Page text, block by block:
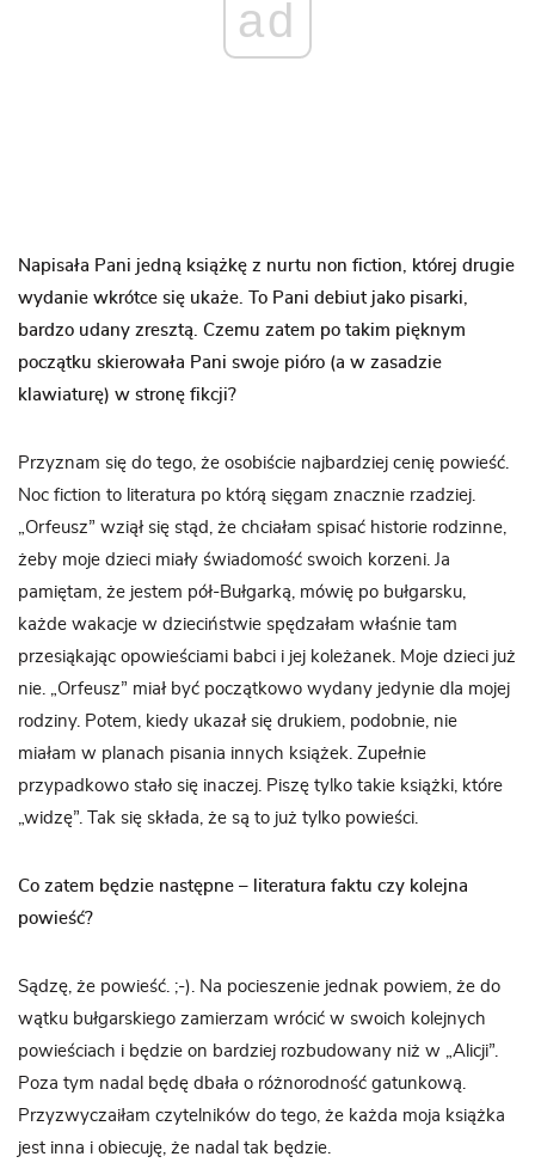
ad
Napisała Pani jedną książkę z nurtu non fiction, której drugie
wydanie wkrótce się ukaże. To Pani debiut jako pisarki,
bardzo udany zresztą. Czemu zatem po takim pięknym
początku skierowała Pani swoje pióro (a w zasadzie
klawiaturę) w stronę fikcji?
Przyznam się do tego, że osobiście najbardziej cenię powieść.
Noc fiction to literatura po którą sięgam znacznie rzadziej.
„Orfeusz” wziął się stąd, że chciałam spisać historie rodzinne,
żeby moje dzieci miały świadomość swoich korzeni. Ja
pamiętam, że jestem pół-Bułgarką, mówię po bułgarsku,
każde wakacje w dzieciństwie spędzałam właśnie tam
przesiąkając opowieściami babci i jej koleżanek. Moje dzieci już
nie. „Orfeusz” miał być początkowo wydany jedynie dla mojej
rodziny. Potem, kiedy ukazał się drukiem, podobnie, nie
miałam w planach pisania innych książek. Zupełnie
przypadkowo stało się inaczej. Piszę tylko takie książki, które
„widzę”. Tak się składa, że są to już tylko powieści.
Co zatem będzie następne – literatura faktu czy kolejna
powieść?
Sądzę, że powieść. ;-). Na pocieszenie jednak powiem, że do
wątku bułgarskiego zamierzam wrócić w swoich kolejnych
powieściach i będzie on bardziej rozbudowany niż w „Alicji”.
Poza tym nadal będę dbała o różnorodność gatunkową.
Przyzwyczaiłam czytelników do tego, że każda moja książka
jest inna i obiecuję, że nadal tak będzie.